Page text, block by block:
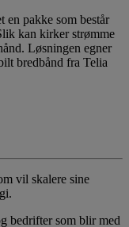
en pakke som består
kan kirker strømme
Løsningen egner
bredbånd fra Telia
vil skalere sine
bedrifter som blir med